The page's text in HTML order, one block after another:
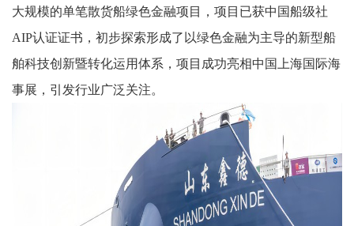
大规模的单笔散货船绿色金融项目，项目已获中国船级社
AIP认证证书，初步探索形成了以绿色金融为主导的新型船
舶科技创新暨转化运用体系，项目成功亮相中国上海国际海
事展，引发行业广泛关注。